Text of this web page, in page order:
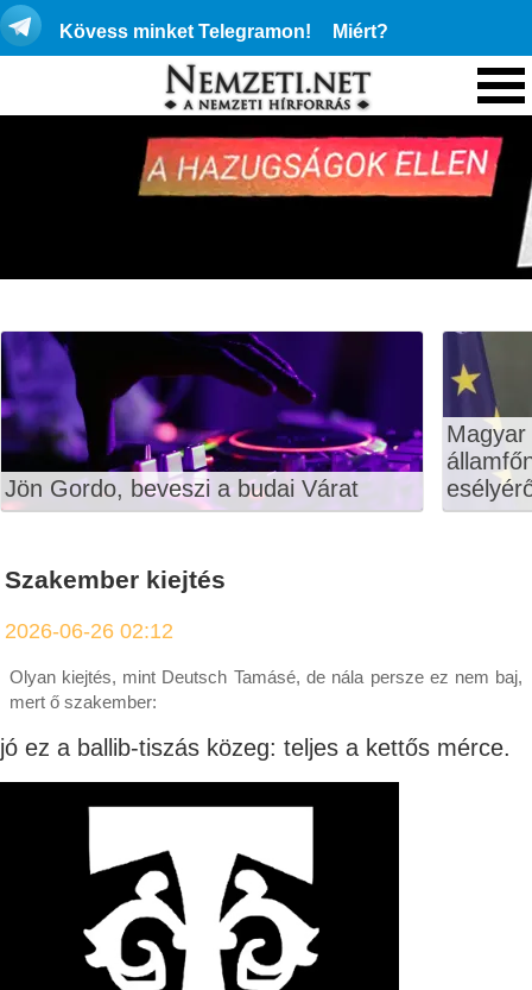
Kövess minket Telegramon! Miért?
Jön Gordo, beveszi a budai Várat
Szakember kiejtés
2026-06-26 02:12
Olyan kiejtés, mint Deutsch Tamásé, de nála persze ez nem baj,
mert ő szakember:
jó ez a ballib-tiszás közeg: teljes a kettős mérce.